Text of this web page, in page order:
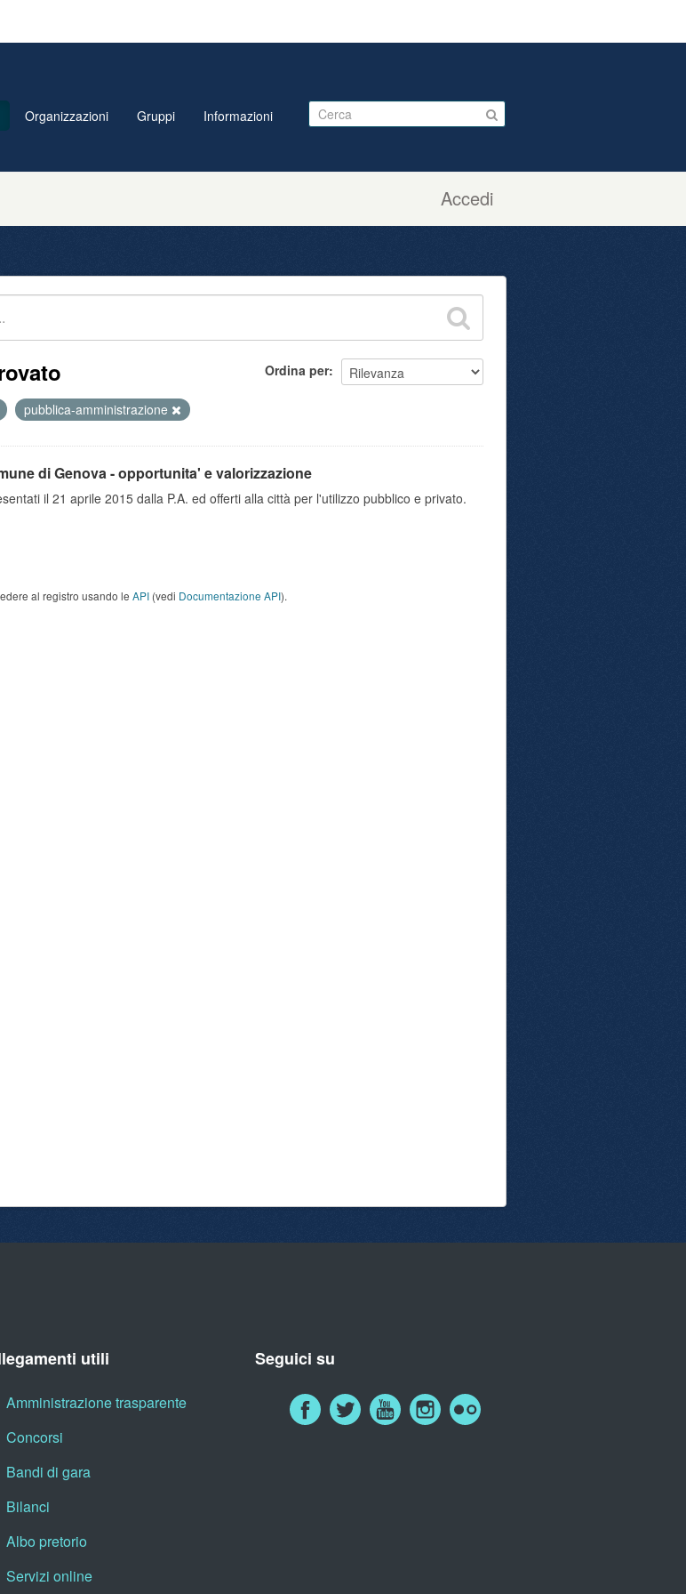
Accedi
Organizzazioni Gruppi Informazioni
Ordina per
pubblica-amministrazione
di Genova - opportunita' e valorizzazione
il 21 aprile 2015 dalla P.A. ed offerti alla città per l'utilizzo pubblico e privato.
al registro usando le API (vedi Documentazione API).
utili
Amministrazione trasparente
Concorsi
Bandi di gara
Bilanci
Albo pretorio
Servizi online
Seguici su